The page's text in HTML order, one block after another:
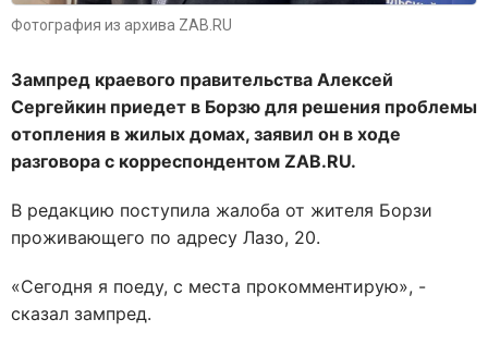
Фотография из архива ZAB.RU
Зампред краевого правительства Алексей
Сергейкин приедет в Борзю для решения проблемы
отопления в жилых домах, заявил он в ходе
разговора с корреспондентом ZAB.RU.
В редакцию поступила жалоба от жителя Борзи
проживающего по адресу Лазо, 20.
«Сегодня я поеду, с места прокомментирую», -
сказал зампред.